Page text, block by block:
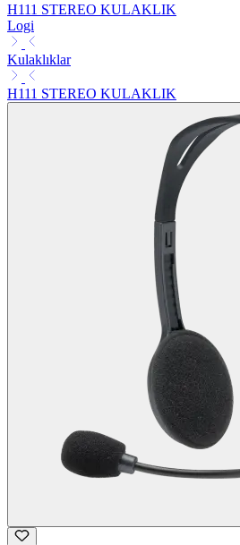
H111 STEREO KULAKLIK
Logi
Kulaklıklar
H111 STEREO KULAKLIK